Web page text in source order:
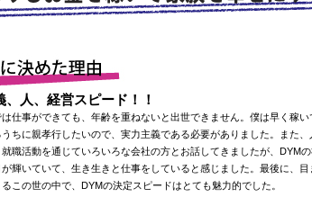
、人、経営スピード！！
仕事ができても、年齢を重ねないと出世できません。僕は早く稼い
ちに親孝行したいので、実力主義である必要がありました。また、
職活動を通じていろいろな会社の方とお話してきましたが、DYM
輝いていて、生き生きと仕事をしていると感じました。最後に、目
この世の中で、DYMの決定スピードはとても魅力的でした。